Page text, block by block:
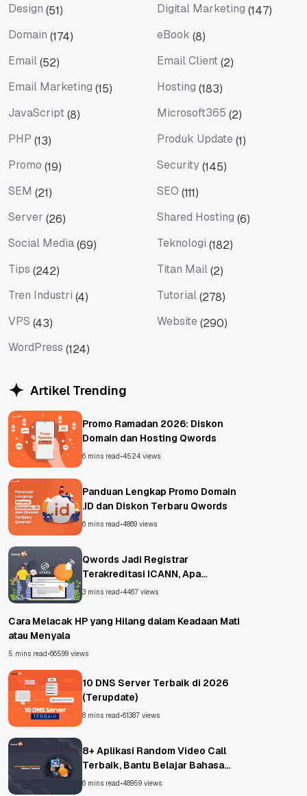
Design (51) Digital Marketing (147)
Domain (174) eBook (8)
Email(52) Email Client(2)
Email Marketing (15) Hosting (183)
JavaScript(8) Microsoft365 (2)
PHP (13) Produk Update (1)
Promo (19) Security(145)
SEM (21) SEO (111)
Server (26) Shared Hosting (6)
Social Media(69) Teknologi (182)
Tips (242) Titan Mail(2)
Tren Industri (4) Tutorial(278)
VPS (43) Website (290)
WordPress (124)
Artikel Trending
Promo Ramadan 2026: Diskon
Domain dan Hosting Qwords
6 mins read•4524 views
Panduan Lengkap Promo Domain
.ID dan Diskon Terbaru Qwords
6 mins read•4869 views
Qwords Jadi Registrar
Terakreditasi ICANN, Apa
Untungnya?
3 mins read•4467 views
Cara Melacak HP yang Hilang dalam Keadaan Mati
atau Menyala
5 mins read•66599 views
10 DNS Server Terbaik di 2026
(Terupdate)
8 mins read•61387 views
8+ Aplikasi Random Video Call
Terbaik, Bantu Belajar Bahasa
Asing!
6 mins read•48959 views